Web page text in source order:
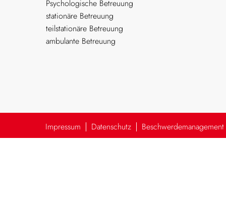
Psychologische Betreuung
stationäre Betreuung
teilstationäre Betreuung
ambulante Betreuung
Impressum Datenschutz Beschwerdemanagement